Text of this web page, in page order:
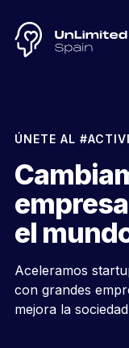
ÚNETE AL
el
Aceleramos
con grandes
mejora la